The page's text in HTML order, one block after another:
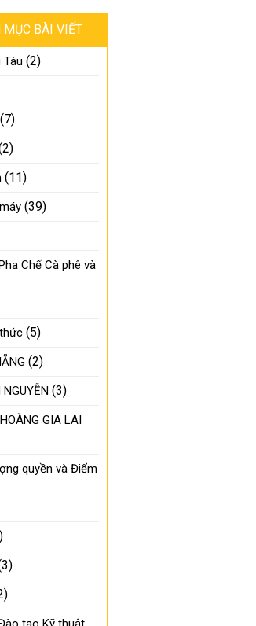
MỤC BÀI VIẾT
Tàu (2)
(7)
(11)
(39)
Chế Cà phê và
(5)
(2)
(3)
GIA LAI
quyền và Điểm